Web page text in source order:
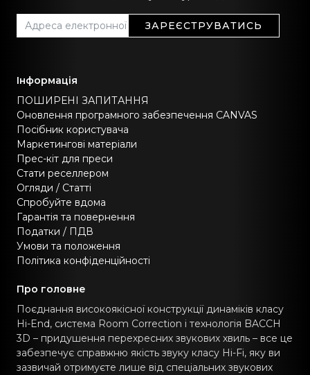
ЗАРЕЄСТРУВАТИСЬ
Інформація
ПОШИРЕНІ ЗАПИТАННЯ
Оновлення програмного забезпечення CANVAS
Посібник користувача
Маркетингові матеріали
Прес-кіт для преси
Стати реселлером
Огляди / Статті
Спробуйте вдома
Гарантія та повернення
Податки / ПДВ
Умови та положення
Політика конфіденційності
Про головне
Поєднання високоякісної конструкції динаміків класу
Hi-End, система Room Correction і технологія BACCH
3D – придушення перехресних звукових хвиль – все це
забезпечує справжню якість звуку класу Hi-Fi, яку ви
зазвичай отримуєте лише від спеціальних звукових